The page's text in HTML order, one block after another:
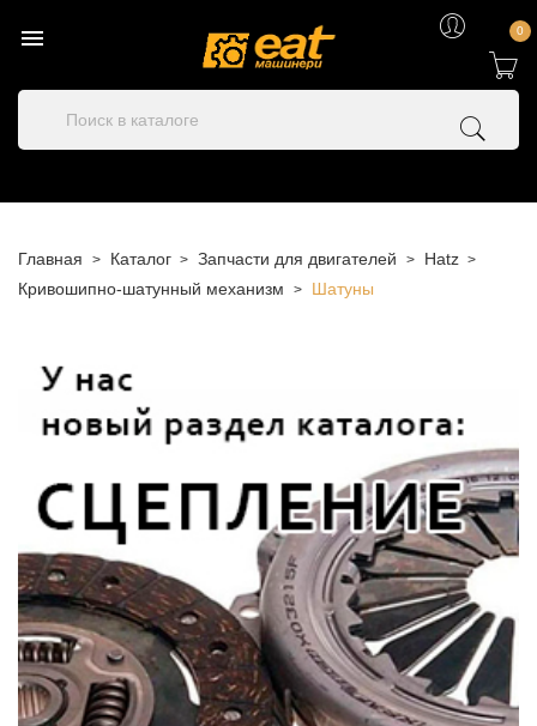
 0
Главная Каталог Запчасти для двигателей
Hatz
Кривошипно-шатунный механизм
Шатуны